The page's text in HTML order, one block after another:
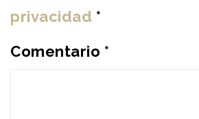
privacidad *
Comentario *